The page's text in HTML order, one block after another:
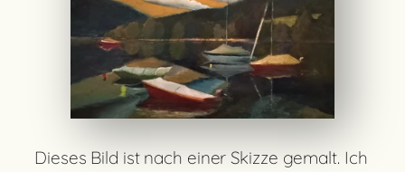
Dieses Bild ist nach einer Skizze gemalt. Ich